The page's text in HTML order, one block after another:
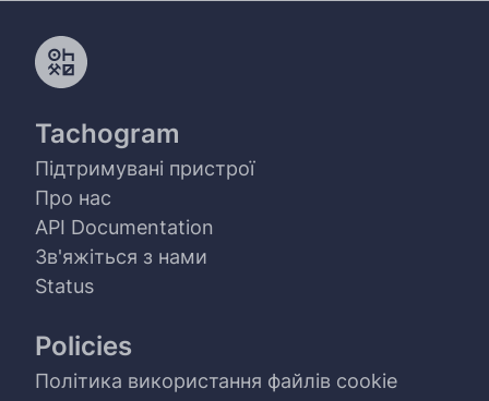
Tachogram
Підтримувані пристрої
Про нас
API Documentation
Зв'яжіться з нами
Status
Policies
Політика використання файлів cookie